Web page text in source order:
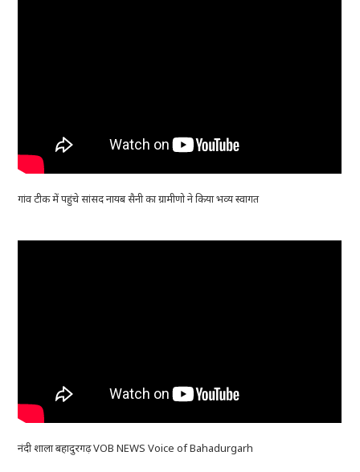
गांव टीक में पहुंचे सांसद नायब सैनी का ग्रामीणो ने किया भव्य स्वागत
नंदी शाला बहादुरगढ़ VOB NEWS Voice of Bahadurgarh